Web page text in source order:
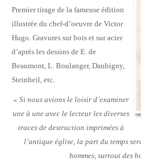
Premier tirage de la fameuse édition
illustrée du chef-d’oeuvre de Victor
Hugo. Gravures sur bois et sur acier
d’après les dessins de E. de
Beaumont, L. Boulanger, Daubigny,
Steinheil, etc.
« Si nous avions le loisir d’examiner
une à une avec le lecteur les diverses
traces de destruction imprimées à
l’antique église, la part du temps
hommes, surtout des